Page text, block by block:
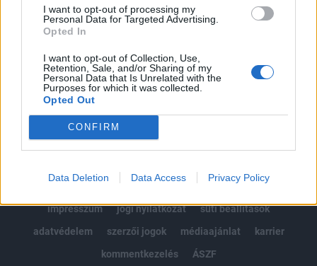
I want to opt-out of processing my
Personal Data for Targeted Advertising.
Opted In
I want to opt-out of Collection, Use,
Retention, Sale, and/or Sharing of my
Personal Data that Is Unrelated with the
Purposes for which it was collected.
Opted Out
CONFIRM
Data Deletion Data Access Privacy Policy
Előfizetés
MÁR ELŐFIZETŐNK VAGY?BEJELENTKEZÉS
impresszum
jogi nyilatkozat
süti beállítások
adatvédelem
szerzői jogok médiaajánlat
karrier
kommentkezelés
ÁSZF